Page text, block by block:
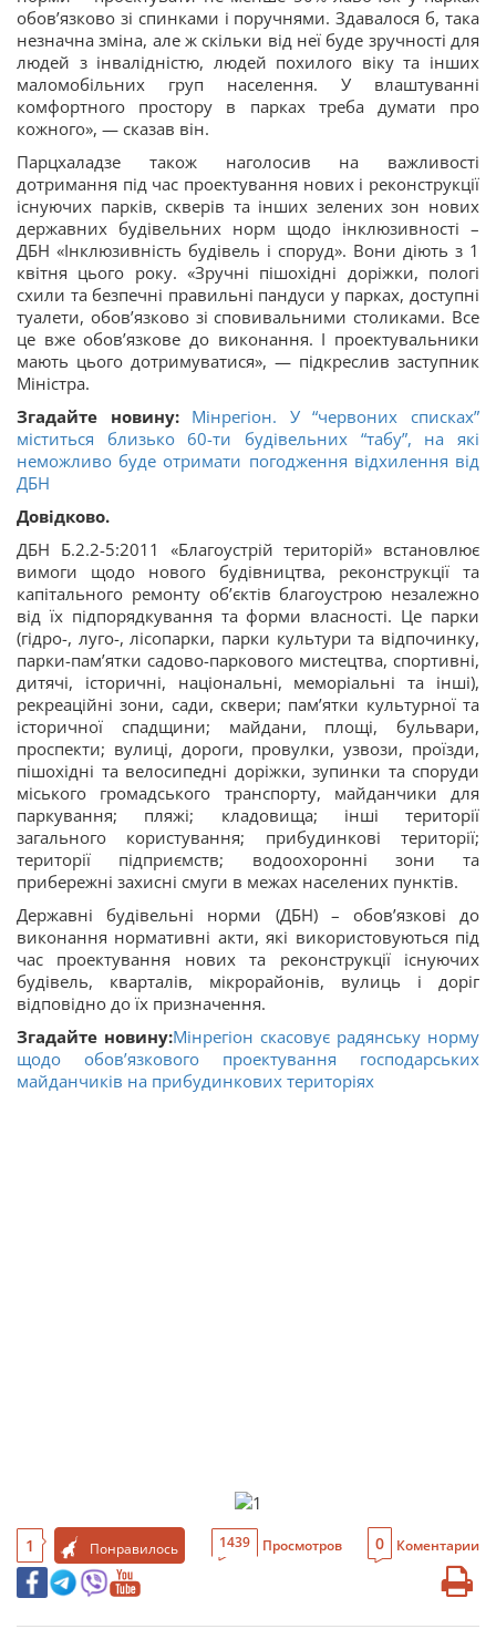
обов’язково зі спинками і поручнями. Здавалося б, така
незначна зміна, але ж скільки від неї буде зручності для
людей з інвалідністю, людей похилого віку та інших
маломобільних груп населення. У влаштуванні
комфортного простору в парках треба думати про
кожного», — сказав він.
Парцхаладзе також наголосив на важливості
дотримання під час проектування нових і реконструкції
існуючих парків, скверів та інших зелених зон нових
державних будівельних норм щодо інклюзивності –
ДБН «Інклюзивність будівель і споруд». Вони діють з 1
квітня цього року. «Зручні пішохідні доріжки, пологі
схили та безпечні правильні пандуси у парках, доступні
туалети, обов’язково зі сповивальними столиками. Все
це вже обов’язкове до виконання. І проектувальники
мають цього дотримуватися», — підкреслив заступник
Міністра.
Згадайте новину:
Мінрегіон. У “червоних списках”
міститься близько 60-ти будівельних “табу”, на які
неможливо буде отримати погодження відхилення від
ДБН
Довідково.
ДБН Б.2.2-5:2011 «Благоустрій територій» встановлює
вимоги щодо нового будівництва, реконструкції та
капітального ремонту об’єктів благоустрою незалежно
від їх підпорядкування та форми власності. Це парки
(гідро-, луго-, лісопарки, парки культури та відпочинку,
парки-пам’ятки садово-паркового мистецтва, спортивні,
дитячі, історичні, національні, меморіальні та інші),
рекреаційні зони, сади, сквери; пам’ятки культурної та
історичної спадщини; майдани, площі, бульвари,
проспекти; вулиці, дороги, провулки, узвози, проїзди,
пішохідні та велосипедні доріжки, зупинки та споруди
міського громадського транспорту, майданчики для
паркування; пляжі; кладовища; інші території
загального користування; прибудинкові території;
території підприємств; водоохоронні зони та
прибережні захисні смуги в межах населених пунктів.
Державні будівельні норми (ДБН) – обов’язкові до
виконання нормативні акти, які використовуються під
час проектування нових та реконструкції існуючих
будівель, кварталів, мікрорайонів, вулиць і доріг
відповідно до їх призначення.
Згадайте новину:Мінрегіон скасовує радянську норму
щодо обов’язкового проектування господарських
майданчиків на прибудинкових територіях
1 Понравилось 1439 Просмотров 0 Коментарии